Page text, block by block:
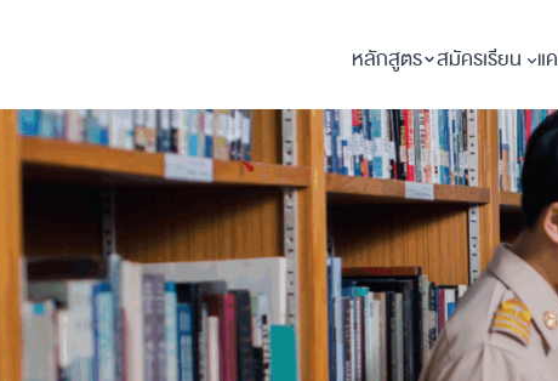
หลักสูตร สมัครเรียน แ